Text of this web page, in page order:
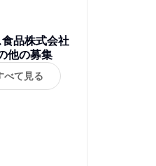
品株式会社
他の募集
べて見る